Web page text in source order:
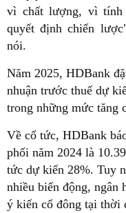
vì chất lượng, vì
quyết định chiến
nói.
Năm 2025, HDBank
nhuận trước thuế dự
trong những mức tăng
Về cổ tức, HDBank
phối năm 2024 là
tức dự kiến 28%. Tuy
nhiều biến động, ngân
ý kiến cổ đông tại thời